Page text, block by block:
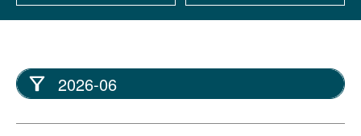
2026-06